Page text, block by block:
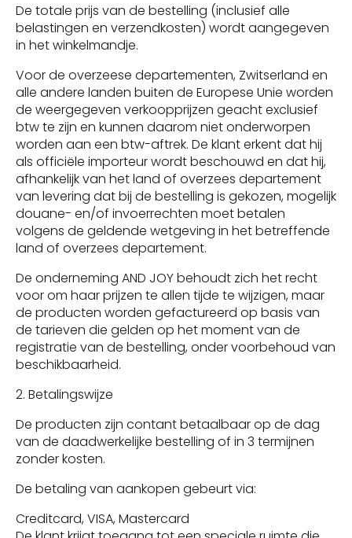
De totale prijs van de bestelling (inclusief alle
belastingen en verzendkosten) wordt aangegeven
in het winkelmandje.
Voor de overzeese departementen, Zwitserland en
alle andere landen buiten de Europese Unie worden
de weergegeven verkoopprijzen geacht exclusief
btw te zijn en kunnen daarom niet onderworpen
worden aan een btw-aftrek. De klant erkent dat hij
als officiële importeur wordt beschouwd en dat hij,
afhankelijk van het land of overzees departement
van levering dat bij de bestelling is gekozen, mogelijk
douane- en/of invoerrechten moet betalen
volgens de geldende wetgeving in het betreffende
land of overzees departement.
De onderneming AND JOY behoudt zich het recht
voor om haar prijzen te allen tijde te wijzigen, maar
de producten worden gefactureerd op basis van
de tarieven die gelden op het moment van de
registratie van de bestelling, onder voorbehoud van
beschikbaarheid.
2. Betalingswijze
De producten zijn contant betaalbaar op de dag
van de daadwerkelijke bestelling of in 3 termijnen
zonder kosten.
De betaling van aankopen gebeurt via:
Creditcard, VISA, Mastercard